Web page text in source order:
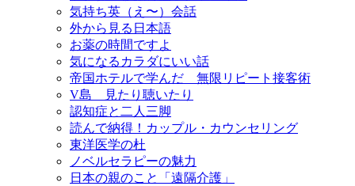
気持ち英（え〜）会話
外から見る日本語
お薬の時間ですよ
気になるカラダにいい話
帝国ホテルで学んだ 無限リピート接客術
V島 見たり聴いたり
認知症と二人三脚
読んで納得！カップル・カウンセリング
東洋医学の杜
ノベルセラピーの魅力
日本の親のこと「遠隔介護」